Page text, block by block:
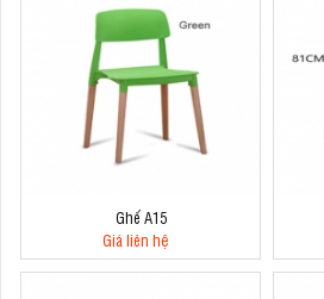
Ghế A15
Giá liên hệ